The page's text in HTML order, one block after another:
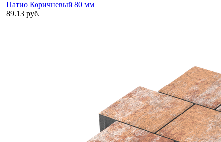
Патио Коричневый 80 мм
89.13 руб.